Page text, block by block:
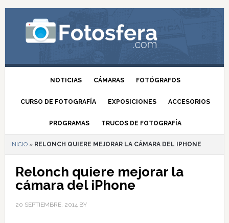
NOTICIAS CÁMARAS FOTÓGRAFOS
CURSO DE FOTOGRAFÍA EXPOSICIONES ACCESORIOS
PROGRAMAS TRUCOS DE FOTOGRAFÍA
INICIO» RELONCH QUIERE MEJORAR LA CÁMARA DEL IPHONE
Relonch quiere mejorar la
cámara del iPhone
20 SEPTIEMBRE, 2014BY